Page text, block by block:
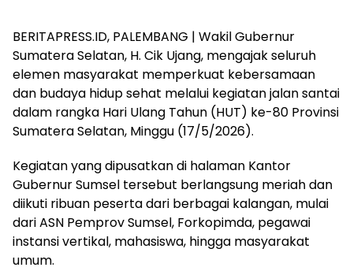
BERITAPRESS.ID, PALEMBANG | Wakil Gubernur
Sumatera Selatan, H. Cik Ujang, mengajak seluruh
elemen masyarakat memperkuat kebersamaan
dan budaya hidup sehat melalui kegiatan jalan santai
dalam rangka Hari Ulang Tahun (HUT) ke-80 Provinsi
Sumatera Selatan, Minggu (17/5/2026).
Kegiatan yang dipusatkan di halaman Kantor
Gubernur Sumsel tersebut berlangsung meriah dan
diikuti ribuan peserta dari berbagai kalangan, mulai
dari ASN Pemprov Sumsel, Forkopimda, pegawai
instansi vertikal, mahasiswa, hingga masyarakat
umum.